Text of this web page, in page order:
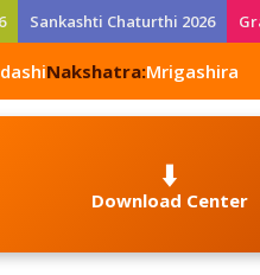
Sankashti Chaturthi 2026
Nakshatra:Mrigashira
⬇️
Download Center